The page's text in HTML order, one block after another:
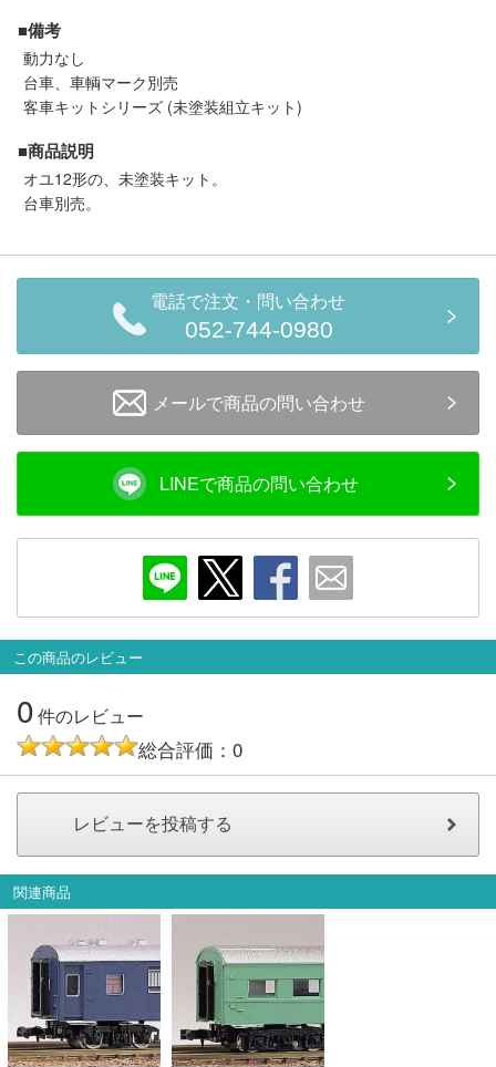
中部
中国・四国 九州・沖縄
お役立ち情報
鉄道模型の情報 商品レビュー
メルマガ登録 LINEお友達登録
Infomation
ご注文方法
ヘルプページ
ログイン/マイページ
新規会員登録
会員ランクについて
会社概要
レビューについて
© 2026 Mid Japan, Inc.
■備考
動力なし
台車、車輌マーク別売
客車キットシリーズ (未塗装組立キット)
■商品説明
オユ12形の、未塗装キット。
台車別売。
電話で注文・問い合わせ
052-744-0980
メールで商品の問い合わせ
LINEで商品の問い合わせ
この商品のレビュー
0件のレビュー
総合評価：0
関連商品